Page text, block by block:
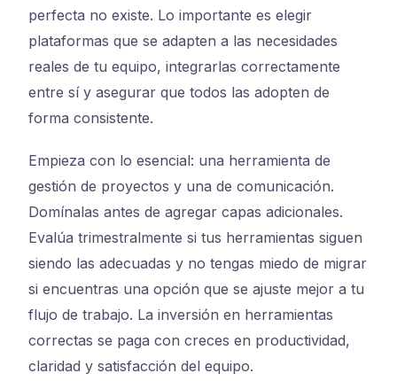
perfecta no existe. Lo importante es elegir
plataformas que se adapten a las necesidades
reales de tu equipo, integrarlas correctamente
entre sí y asegurar que todos las adopten de
forma consistente.
Empieza con lo esencial: una herramienta de
gestión de proyectos y una de comunicación.
Domínalas antes de agregar capas adicionales.
Evalúa trimestralmente si tus herramientas siguen
siendo las adecuadas y no tengas miedo de migrar
si encuentras una opción que se ajuste mejor a tu
flujo de trabajo. La inversión en herramientas
correctas se paga con creces en productividad,
claridad y satisfacción del equipo.